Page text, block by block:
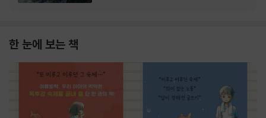
한 눈에 보는 책